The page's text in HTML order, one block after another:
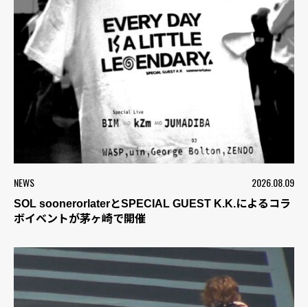
NEWS 2026.08.09
SOL soonerorlaterとSPECIAL GUEST K.K.によるコラ
ボイベントが茅ヶ崎で開催